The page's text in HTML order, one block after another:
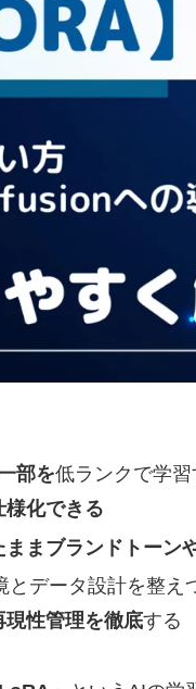
部を低ランクで学習
様化できる
まブランドトーン
とデータ設計を整え
現性管理を徹底する